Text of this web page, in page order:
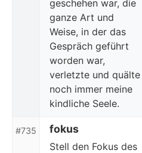
geschehen war, die
ganze Art und
Weise, in der das
Gespräch geführt
worden war,
verletzte und quälte
noch immer meine
kindliche Seele.
#735 fokus
Stell den Fokus des